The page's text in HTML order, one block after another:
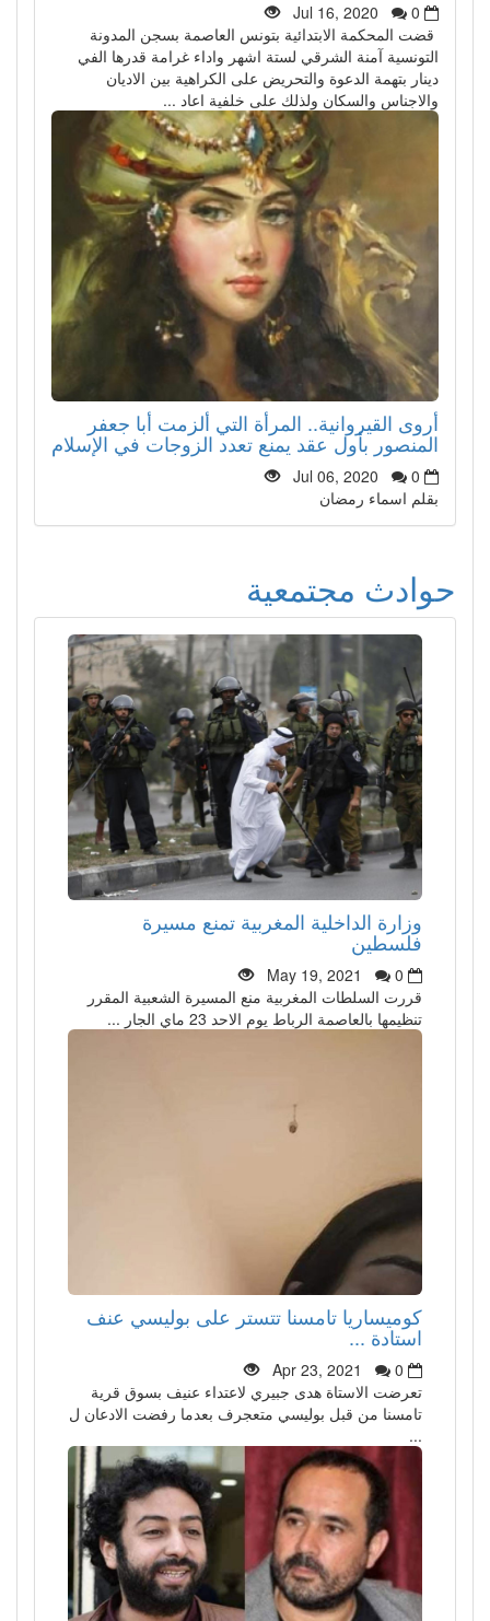
Jul 16, 2020
0
قضت المحكمة الابتدائية بتونس العاصمة بسجن المدونة
التونسية آمنة الشرقي لستة اشهر واداء غرامة قدرها الفي
دينار بتهمة الدعوة والتحريض على الكراهية بين الاديان
والاجناس والسكان ولذلك على خلفية اعاد ...
أروى القيروانية.. المرأة التي ألزمت أبا جعفر
المنصور بأول عقد يمنع تعدد الزوجات في الإسلام
Jul 06, 2020
0
بقلم اسماء رمضان
حوادث مجتمعية
وزارة الداخلية المغربية تمنع مسيرة
فلسطين
May 19, 2021
0
قررت السلطات المغربية منع المسيرة الشعبية المقرر
تنظيمها بالعاصمة الرباط يوم الاحد 23 ماي الجار ...
كوميساريا تامسنا تتستر على بوليسي عنف
استادة ...
Apr 23, 2021
0
تعرضت الاستاة هدى جبيري لاعتداء عنيف بسوق قرية
تامسنا من قبل بوليسي متعجرف بعدما رفضت الادعان ل
...